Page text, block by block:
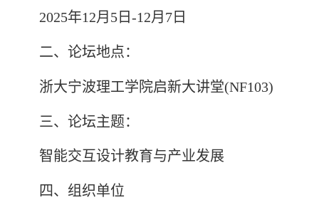
2025年12月5日-12月7日
二、论坛地点：
浙大宁波理工学院启新大讲堂(NF103)
三、论坛主题：
智能交互设计教育与产业发展
四、组织单位